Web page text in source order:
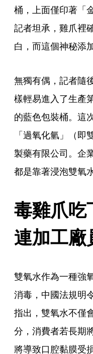
桶，上面僅印著「
記者坦承，雞爪裡
白，而這個神秘添
無獨有偶，記者隨
樣輕易進入了生產
的藍色包裝桶。這
「過氧化氫」（
製藥有限公司。企
都是靠著浸泡雙氧
毒雞爪吃
連加工廠
雙氧水作為一種強
消毒，中國法規明
指出，雙氧水不僅
分，消費者若長期
將導致口腔黏膜受